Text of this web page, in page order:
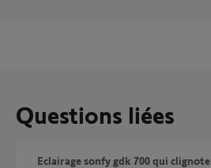
Questions liées
eclairage sonfy gdk 700 qui clignote